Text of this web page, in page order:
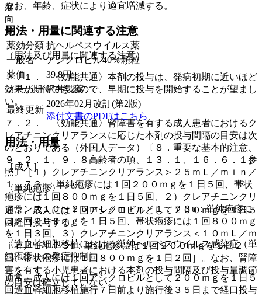
なお、年齢、症状により適宜増減する。
用法・用量に関連する注意
（用法及び用量に関連する注意）
７．１． 〈効能共通〉本剤の投与は、発病初期に近いほど
効果が期待できるので、早期に投与を開始することが望まし
い。
７．２． 〈効能共通〉腎障害を有する成人患者におけるク
レアチニンクリアランスに応じた本剤の投与間隔の目安は次
のとおりである（外国人データ）〔８．重要な基本的注意、
９．２．１、９．８高齢者の項、１３．１、１６．６．１参
照〕［１）クレアチニンクリアランス＞２５ｍＬ／ｍｉｎ／
１．７３u：単純疱疹には１回２００ｍｇを１日５回、帯状
疱疹には１回８００ｍｇを１日５回、２）クレアチニンクリ
アランス１０〜２５ｍＬ／ｍｉｎ／１．７３u：単純疱疹に
は１回２００ｍｇを１日５回、帯状疱疹には１回８００ｍｇ
を１日３回、３）クレアチニンクリアランス＜１０ｍＬ／ｍ
ｉｎ／１．７３u：単純疱疹には１回２００ｍｇを１日２
回、帯状疱疹には１回８００ｍｇを１日２回］。なお、腎障
害を有する小児患者における本剤の投与間隔及び投与量調節
の目安は確立していない。
麻
向
覚
薬効分類 抗ヘルペスウイルス薬
一般名
アシクロビル40％顆粒
薬価
39.8円
メーカー 沢井製薬
最終更新
2026年02月改訂(第2版)
添付文書のPDFはこちら
用法・用量
［成人］
〈単純疱疹〉
通常、成人には１回アシクロビルとして２００ｍｇを１日５
回経口投与する。
〈造血幹細胞移植における単純ヘルペスウイルス感染症（単
純疱疹）の発症抑制〉
通常、成人には１回アシクロビルとして２００ｍｇを１日５
回造血幹細胞移植施行７日前より施行後３５日まで経口投与